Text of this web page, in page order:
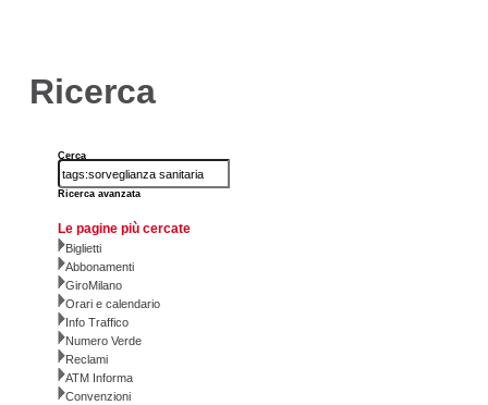
Ricerca
Cerca
Ricerca avanzata
Le pagine più cercate
Biglietti
Abbonamenti
GiroMilano
Orari e calendario
Info Traffico
Numero Verde
Reclami
ATM Informa
Convenzioni